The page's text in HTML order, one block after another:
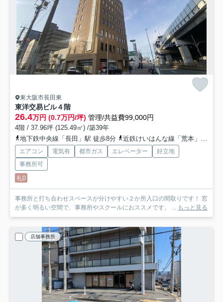
東大阪市長田東
東洋交易ビル４階
26.4万円 (0.7万円/坪) 管理/共益費99,000円
4階 / 37.96坪 (125.49㎡) /築39年
地下鉄中央線「長田」駅 徒歩8分
近鉄けいはんな線「荒本」駅 徒歩15分
エアコン 電気有 都市ガス エレベーター
好立地
事務所可
礼0
事務所と打ち合わせスペースが分けやすい２か所入口の間取りです！ 窓
が多く明るい空間で、事務所やスクールにおススメです。 ...
もっと見る
店舗事務所